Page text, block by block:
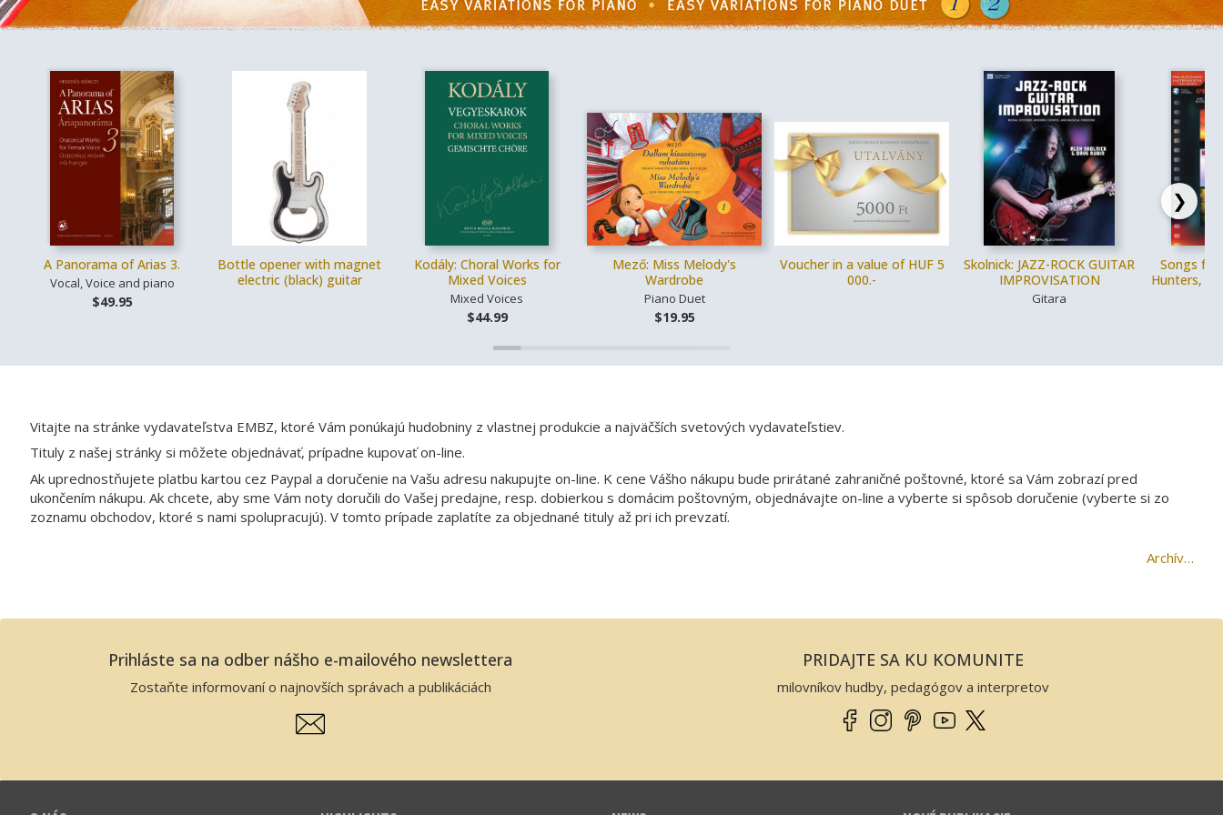
A Panorama of Arias 3.
Vocal, Voice and piano
$49.95
Bottle opener with magnet
electric (black) guitar
Kodály: Choral Works for
Mixed Voices
Mixed Voices
$44.99
Mező: Miss Melody's
Wardrobe
Piano Duet
$19.95
Voucher in a value of HUF 5
000.-
Skolnick: JAZZ-ROCK GUITAR
IMPROVISATION
Gitara
Songs
Hunters,
❯
Vitajte na stránke vydavateľstva EMBZ, ktoré Vám ponúkajú hudobniny z vlastnej produkcie a najväčších svetových vydavateľstiev.
Tituly z našej stránky si môžete objednávať, prípadne kupovať on-line.
Ak uprednostňujete platbu kartou cez Paypal a doručenie na Vašu adresu nakupujte on-line. K cene Vášho nákupu bude prirátané zahraničné poštovné, ktoré sa Vám zobrazí pred
ukončením nákupu. Ak chcete, aby sme Vám noty doručili do Vašej predajne, resp. dobierkou s domácim poštovným, objednávajte on-line a vyberte si spôsob doručenie (vyberte si zo
zoznamu obchodov, ktoré s nami spolupracujú). V tomto prípade zaplatíte za objednané tituly až pri ich prevzatí.
Archív…
Prihláste sa na odber nášho e-mailového newslettera
Zostaňte informovaní o najnovších správach a publikáciách
PRIDAJTE SA KU KOMUNITE
milovníkov hudby, pedagógov a interpretov